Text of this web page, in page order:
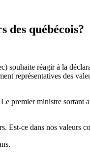
des québécois?
réagir à la
représentatives des
premier ministre
Est-ce dans nos valeurs